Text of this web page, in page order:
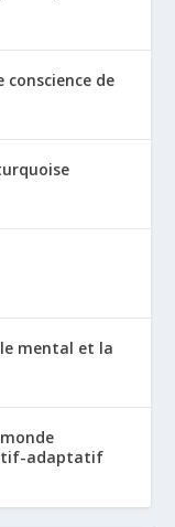
conscience de
mental et la
adaptatif